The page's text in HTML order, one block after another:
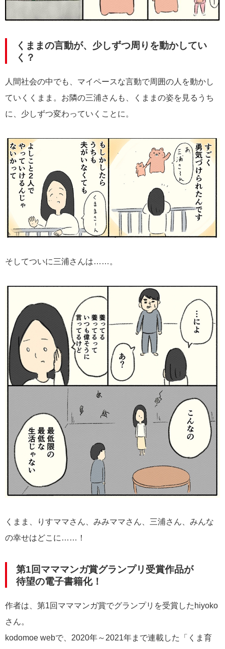
くままの言動が、少しずつ周りを動かしてい
く？
人間社会の中でも、マイペースな言動で周囲の人を動かし
ていくくまま。お隣の三浦さんも、くままの姿を見るうち
に、少しずつ変わっていくことに。
そしてついに三浦さんは……。
くまま、りすママさん、みみママさん、三浦さん、みんな
の幸せはどこに……！
第1回マママンガ賞グランプリ受賞作品が
待望の電子書籍化！
作者は、第1回マママンガ賞でグランプリを受賞したhiyoko
さん。
kodomoe webで、2020年～2021年まで連載した
「くま育